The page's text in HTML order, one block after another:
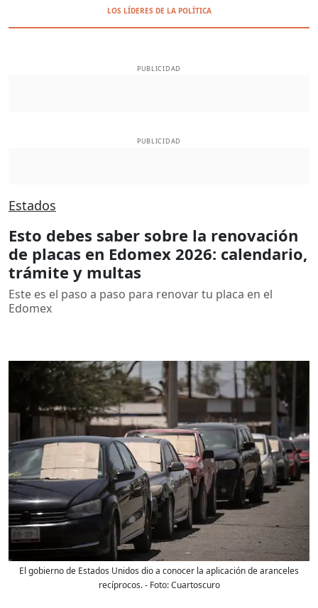
LOS LÍDERES DE LA POLÍTICA
PUBLICIDAD
PUBLICIDAD
Estados
Esto debes saber sobre la renovación
de placas en Edomex 2026: calendario,
trámite y multas
Este es el paso a paso para renovar tu placa en el
Edomex
El gobierno de Estados Unidos dio a conocer la aplicación de aranceles
recíprocos.- Foto:Cuartoscuro